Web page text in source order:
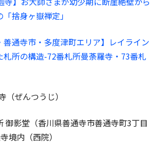
捨身ヶ嶽禅定」
善通寺市・多度津町エリア】レイライン
札所の構造-72番札所曼荼羅寺・73番札
（ぜんつうじ）
御影堂（香川県善通寺市善通寺町3丁目
境内（西院）